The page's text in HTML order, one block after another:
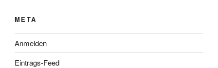
META
Anmelden
Eintrags-Feed